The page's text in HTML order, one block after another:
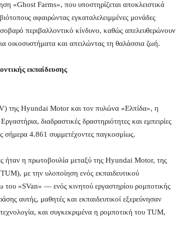
«Ghost Farms», που υποστηρίζεται αποκλειστικά
αφαιρώντας εγκαταλελειμμένες μονάδες
περιβαλλοντικό κίνδυνο, καθώς απελευθερώνουν
οικοσυστήματα και απειλώντας τη θαλάσσια ζωή.
εκπαίδευσης
της Hyundai Motor και τον πυλώνα «Ελπίδα», η
διαδραστικές δραστηριότητες και εμπειρίες
σήμερα 4.861 συμμετέχοντες παγκοσμίως.
ήταν η πρωτοβουλία μεταξύ της Hyundai Motor, της
με την υλοποίηση ενός εκπαιδευτικού
του «SVan» — ενός κινητού εργαστηρίου ρομποτικής
αυτής, μαθητές και εκπαιδευτικοί εξερεύνησαν
και συγκεκριμένα η ρομποτική του TUM,